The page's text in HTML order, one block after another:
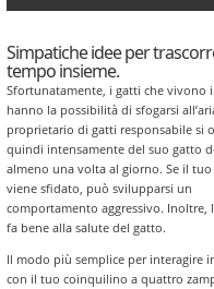
Simpatiche idee per
tempo insieme.
Sfortunatamente, i gatti che vivono
hanno la possibilità di sfogarsi
proprietario di gatti responsabile si
quindi intensamente del suo gatto
almeno una volta al giorno. Se il
viene sfidato, può svilupparsi un
comportamento aggressivo. Inoltre,
fa bene alla salute del gatto.
Il modo più semplice per interagire
con il tuo coinquilino a quattro